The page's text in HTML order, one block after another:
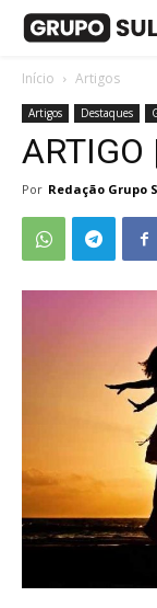
Início Artigos
Artigos Destaques
Por Redação Grupo